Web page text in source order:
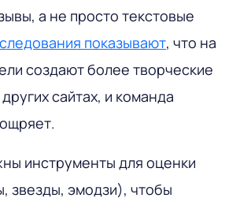
а не просто текстовые
показывают, что на
создают более творческие
сайтах, и команда
инструменты для оценки
звезды, эмодзи), чтобы